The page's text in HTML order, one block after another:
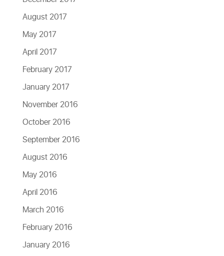
August 2017
May 2017
April 2017
February 2017
January 2017
November 2016
October 2016
September 2016
August 2016
May 2016
April 2016
March 2016
February 2016
January 2016